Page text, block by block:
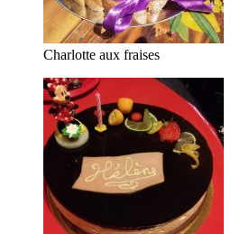
Charlotte aux fraises